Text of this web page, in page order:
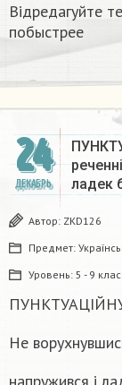
Відредагуйте
побыстрее
24
ДЕКАБРЬ
ладек
Автор: ZKD126
Предмет:
Уровень: 5 - 9
Не